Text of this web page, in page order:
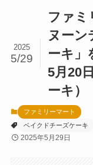
ファミ
ヌーン
ーキ」
5月20
ーキ）
2025
5/29
ファミリーマート
ベイクドチーズケーキ
2025年5月29日